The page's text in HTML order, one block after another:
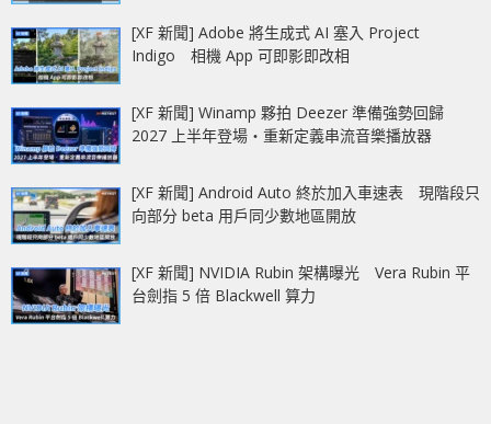
[XF 新聞] Adobe 將生成式 AI 塞入 Project
Indigo 相機 App 可即影即改相
[XF 新聞] Winamp 夥拍 Deezer 準備強勢回歸
2027 上半年登場‧重新定義串流音樂播放器
[XF 新聞] Android Auto 終於加入車速表 現階段只
向部分 beta 用戶同少數地區開放
[XF 新聞] NVIDIA Rubin 架構曝光 Vera Rubin 平
台劍指 5 倍 Blackwell 算力